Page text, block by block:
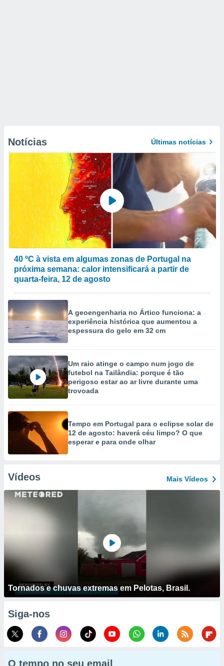
Notícias Últimas notícias
40 ºC à vista em algumas zonas de Portugal na
próxima semana: calor intensificará a partir de
quarta-feira, 12 de agosto
A geoengenharia no Ártico funciona: a
experiência histórica que aumentou a
espessura do gelo em 32 cm
Um raio atinge o campo num jogo de
futebol na Tailândia: porque é tão
perigoso estar ao ar livre durante uma
trovoada
Tempo em Portugal para o eclipse solar de
12 de agosto: haverá céu limpo? O que
esperar e para onde olhar
Vídeos Mais Vídeos
Tornados e chuvas extremas em Pelotas, Brasil.
Siga-nos
O tempo no seu email